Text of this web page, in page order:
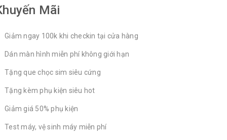
Mãi
Giảm ngay 100k khi checkin tại cửa hàng
Dán màn hình miễn phí không giới hạn
Tặng que chọc sim siêu cứng
Tặng kèm phụ kiện siêu hot
Giảm giá 50% phụ kiện
Test máy, vệ sinh máy miễn phí